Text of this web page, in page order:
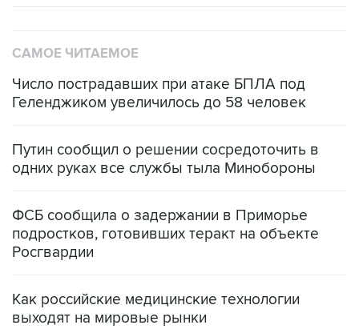
САМОЕ ЧИТАЕМОЕ
Число пострадавших при атаке БПЛА под
Геленджиком увеличилось до 58 человек
Путин сообщил о решении сосредоточить в
одних руках все службы тыла Минобороны
ФСБ сообщила о задержании в Приморье
подростков, готовивших теракт на объекте
Росгвардии
Как российские медицинские технологии
выходят на мировые рынки